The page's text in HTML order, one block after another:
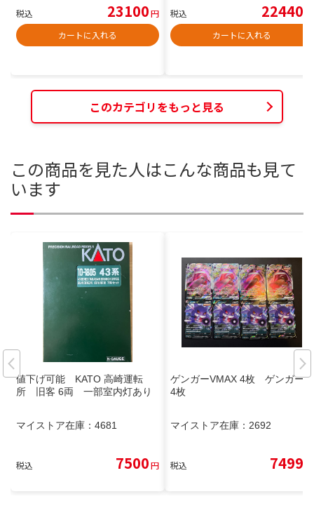
税込 23100円
カートに入れる
税込 22440
カートに入れる
このカテゴリをもっと見る
この商品を見た人はこんな商品も見て
います
値下げ可能 KATO 高崎運転
所 旧客 6両 一部室内灯あり
マイストア在庫： 4681
税込 7500円
ゲンガーVMAX 4枚 ゲンガーV
4枚
マイストア在庫： 2692
税込 7499